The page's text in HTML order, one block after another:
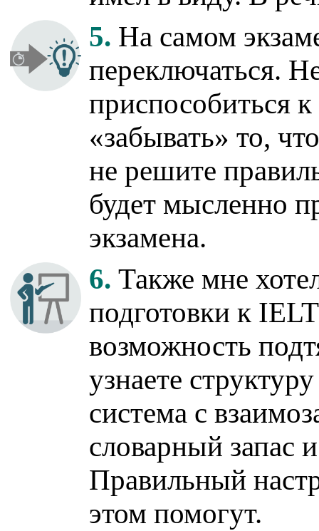
5. На самом
переключаться.
приспособиться
«забывать» то,
не решите
будет мысленно
экзамена.
6. Также мне
подготовки к
возможность
узнаете
система с
словарный запас
Правильный
этом помогут.